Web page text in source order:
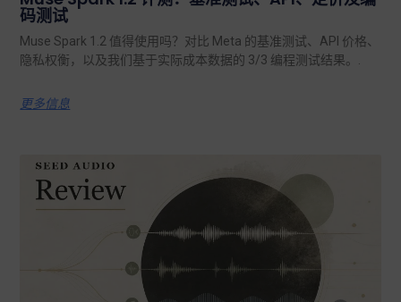
码测试
Muse Spark 1.2 值得使用吗？对比 Meta 的基准测试、API 价格、
隐私权衡，以及我们基于实际成本数据的 3/3 编程测试结果。.
更多信息